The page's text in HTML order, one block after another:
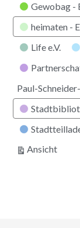
Gewobag -
heimaten -
Life e.V.
Paul-
Ansicht